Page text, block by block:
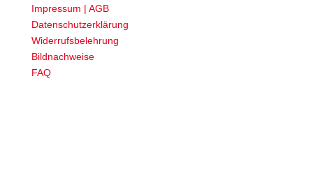
Impressum | AGB
Datenschutzerklärung
Widerrufsbelehrung
Bildnachweise
FAQ